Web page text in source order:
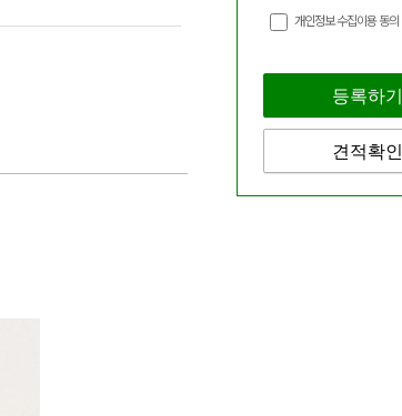
개인정보 수집이용 동의
등록하기
견적확인